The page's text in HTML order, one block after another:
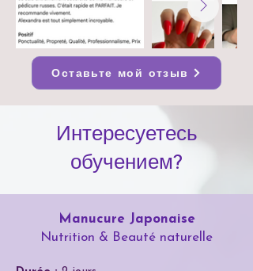
Оставьте мой отзыв
Интересуетесь
обучением?
Manucure Japonaise
Nutrition & Beauté naturelle